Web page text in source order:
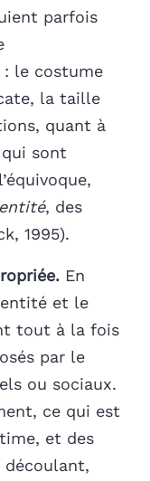
parfois
: le costume
la taille
quant à
sont
, des
1995).
En
et le
tout à la fois
par le
ou sociaux.
ce qui est
et des
découlant,